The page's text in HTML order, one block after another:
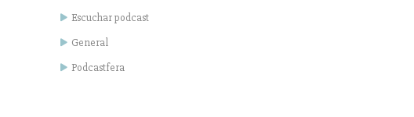
Escuchar podcast
General
Podcastfera